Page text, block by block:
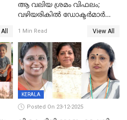
ആ വലിയ ശ്രമം വിഫലം;
വഴിയരികില്‍ ‌ഡോക്ടര്‍മാര്‍
മരണത്തിന് കീഴടങ്ങി
1 Min Read View All
KERALA
Posted On 23-12-2025